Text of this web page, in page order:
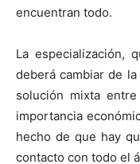
encuentran todo.
La especialización,
deberá cambiar de
solución mixta
importancia
hecho de que hay
contacto con todo el